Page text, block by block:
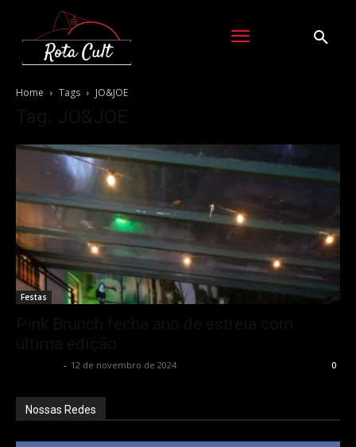
Home Tags JO&JOE
Festas
- 12 de novembro de 2024 0
Nossas Redes